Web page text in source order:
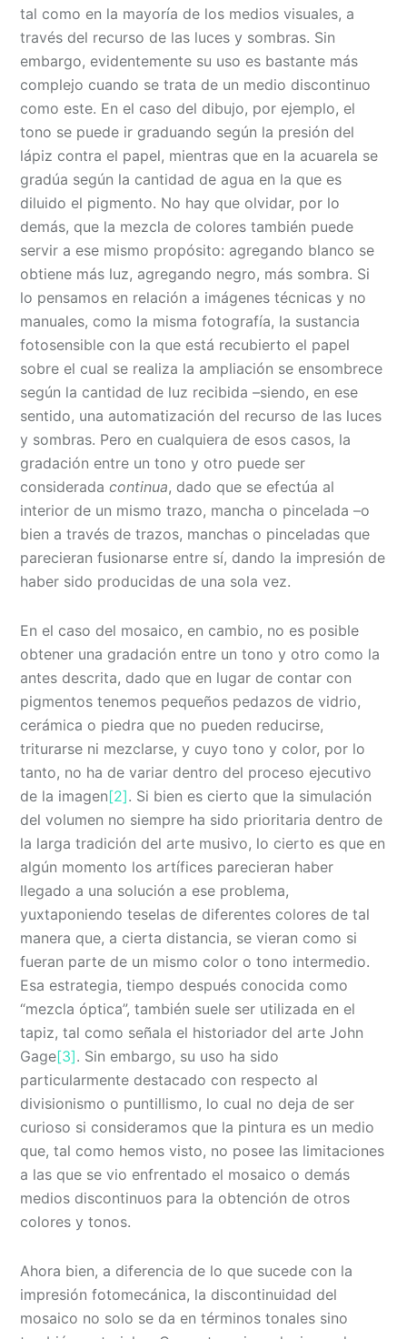
tal como en la mayoría de los medios visuales, a
través del recurso de las luces y sombras. Sin
embargo, evidentemente su uso es bastante más
complejo cuando se trata de un medio discontinuo
como este. En el caso del dibujo, por ejemplo, el
tono se puede ir graduando según la presión del
lápiz contra el papel, mientras que en la acuarela se
gradúa según la cantidad de agua en la que es
diluido el pigmento. No hay que olvidar, por lo
demás, que la mezcla de colores también puede
servir a ese mismo propósito: agregando blanco se
obtiene más luz, agregando negro, más sombra. Si
lo pensamos en relación a imágenes técnicas y no
manuales, como la misma fotografía, la sustancia
fotosensible con la que está recubierto el papel
sobre el cual se realiza la ampliación se ensombrece
según la cantidad de luz recibida –siendo, en ese
sentido, una automatización del recurso de las luces
y sombras. Pero en cualquiera de esos casos, la
gradación entre un tono y otro puede ser
consideradacontinua, dado que se efectúa al
interior de un mismo trazo, mancha o pincelada –o
bien a través de trazos, manchas o pinceladas que
parecieran fusionarse entre sí, dando la impresión de
haber sido producidas de una sola vez.
En el caso del mosaico, en cambio, no es posible
obtener una gradación entre un tono y otro como la
antes descrita, dado que en lugar de contar con
pigmentos tenemos pequeños pedazos de vidrio,
cerámica o piedra que no pueden reducirse,
triturarse ni mezclarse, y cuyo tono y color, por lo
tanto, no ha de variar dentro del proceso ejecutivo
de la imagen[2]. Si bien es cierto que la simulación
del volumen no siempre ha sido prioritaria dentro de
la larga tradición del arte musivo, lo cierto es que en
algún momento los artífices parecieran haber
llegado a una solución a ese problema,
yuxtaponiendo teselas de diferentes colores de tal
manera que, a cierta distancia, se vieran como si
fueran parte de un mismo color o tono intermedio.
Esa estrategia, tiempo después conocida como
“mezcla óptica”, también suele ser utilizada en el
tapiz, tal como señala el historiador del arte John
Gage[3]. Sin embargo, su uso ha sido
particularmente destacado con respecto al
divisionismo o puntillismo, lo cual no deja de ser
curioso si consideramos que la pintura es un medio
que, tal como hemos visto, no posee las limitaciones
a las que se vio enfrentado el mosaico o demás
medios discontinuos para la obtención de otros
colores y tonos.
Ahora bien, a diferencia de lo que sucede con la
impresión fotomecánica, la discontinuidad del
mosaico no solo se da en términos tonales sino